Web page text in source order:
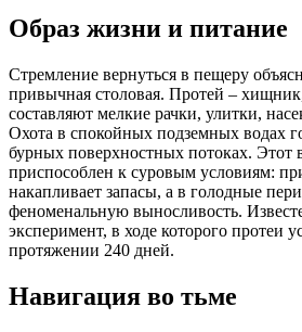
Образ жизни и питание
Стремление вернуться в пещеру
привычная столовая. Протей –
составляют мелкие рачки, улитки,
Охота в спокойных подземных водах
бурных поверхностных потоках. Этот
приспособлен к суровым условиям:
накапливает запасы, а в голодные
феноменальную выносливость.
эксперимент, в ходе которого протеи
протяжении 240 дней.
Навигация во тьме